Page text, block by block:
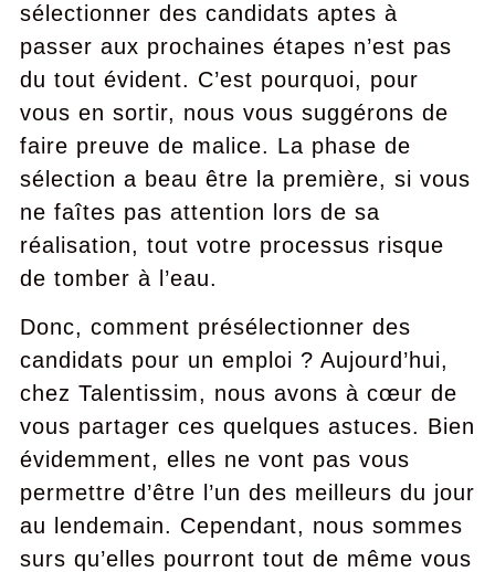
sélectionner des candidats aptes à
passer aux prochaines étapes n’est pas
du tout évident. C’est pourquoi, pour
vous en sortir, nous vous suggérons de
faire preuve de malice. La phase de
sélection a beau être la première, si vous
ne faîtes pas attention lors de sa
réalisation, tout votre processus risque
de tomber à l’eau.
Donc, comment présélectionner des
candidats pour un emploi ? Aujourd’hui,
chez Talentissim, nous avons à cœur de
vous partager ces quelques astuces. Bien
évidemment, elles ne vont pas vous
permettre d’être l’un des meilleurs du jour
au lendemain. Cependant, nous sommes
surs qu’elles pourront tout de même vous